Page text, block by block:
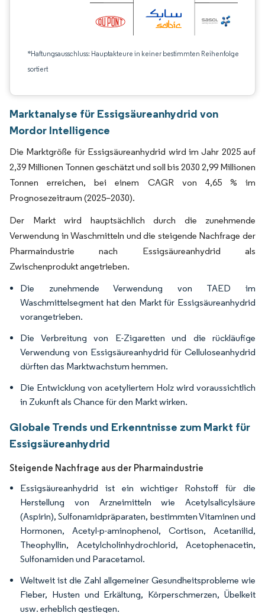
*Haftungsausschluss: Hauptakteure in keiner bestimmten Reihenfolge
sortiert
Marktanalyse für Essigsäureanhydrid von
Mordor Intelligence
Die Marktgröße für Essigsäureanhydrid wird im Jahr 2025 auf
2,39 Millionen Tonnen geschätzt und soll bis 2030 2,99 Millionen
Tonnen erreichen, bei einem CAGR von 4,65 % im
Prognosezeitraum (2025–2030).
Der Markt wird hauptsächlich durch die zunehmende
Verwendung in Waschmitteln und die steigende Nachfrage der
Pharmaindustrie nach Essigsäureanhydrid als
Zwischenprodukt angetrieben.
Die zunehmende Verwendung von TAED im
Waschmittelsegment hat den Markt für Essigsäureanhydrid
vorangetrieben.
Die Verbreitung von E-Zigaretten und die rückläufige
Verwendung von Essigsäureanhydrid für Celluloseanhydrid
dürften das Marktwachstum hemmen.
Die Entwicklung von acetyliertem Holz wird voraussichtlich
in Zukunft als Chance für den Markt wirken.
Globale Trends und Erkenntnisse zum Markt für
Essigsäureanhydrid
Steigende Nachfrage aus der Pharmaindustrie
Essigsäureanhydrid ist ein wichtiger Rohstoff für die
Herstellung von Arzneimitteln wie Acetylsalicylsäure
(Aspirin), Sulfonamidpräparaten, bestimmten Vitaminen und
Hormonen, Acetyl-p-aminophenol, Cortison, Acetanilid,
Theophyllin, Acetylcholinhydrochlorid, Acetophenacetin,
Sulfonamiden und Paracetamol.
Weltweit ist die Zahl allgemeiner Gesundheitsprobleme wie
Fieber, Husten und Erkältung, Körperschmerzen, Übelkeit
usw. erheblich gestiegen.